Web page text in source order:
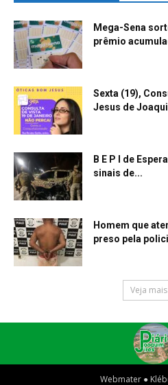
Mega-Sena
prêmio
Sexta (19),
Jesus de
B E P I de
sinais de...
Homem que
preso pela
Veja mais
Webmater ●